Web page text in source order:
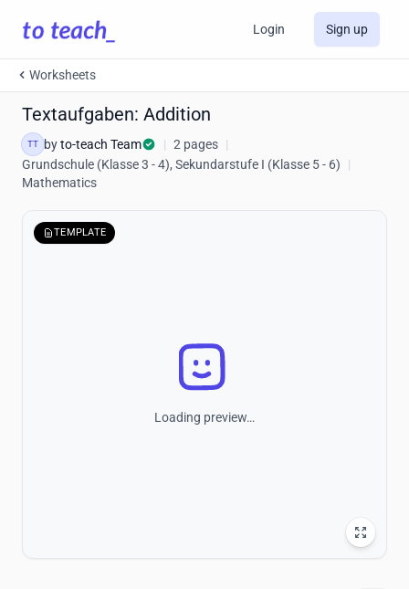
Login Sign up
Worksheets
Textaufgaben: Addition
TT byto-teach Team | 2 pages |
Grundschule (Klasse 3 - 4), Sekundarstufe I (Klasse 5 - 6)
|
Mathematics
TEMPLATE
Loading preview…